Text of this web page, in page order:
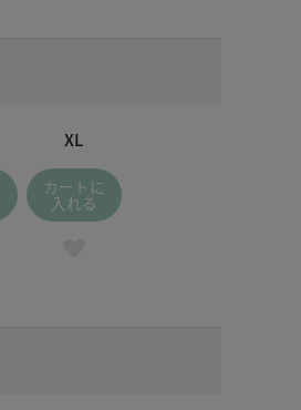
XL
カートに
入れる